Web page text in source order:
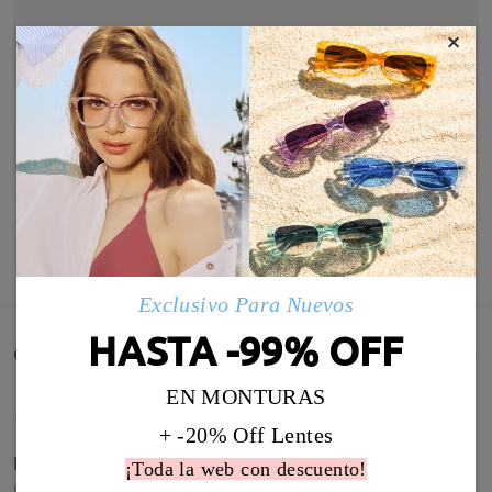
MOSTRAR MÁS
Comentarios de Clientes(433)
Extremadas y elegantes a la vez
×
Exclusivo Para Nuevos
HASTA -99% OFF
EN MONTURAS
+ -20% Off Lentes
¡Toda la web con descuento!